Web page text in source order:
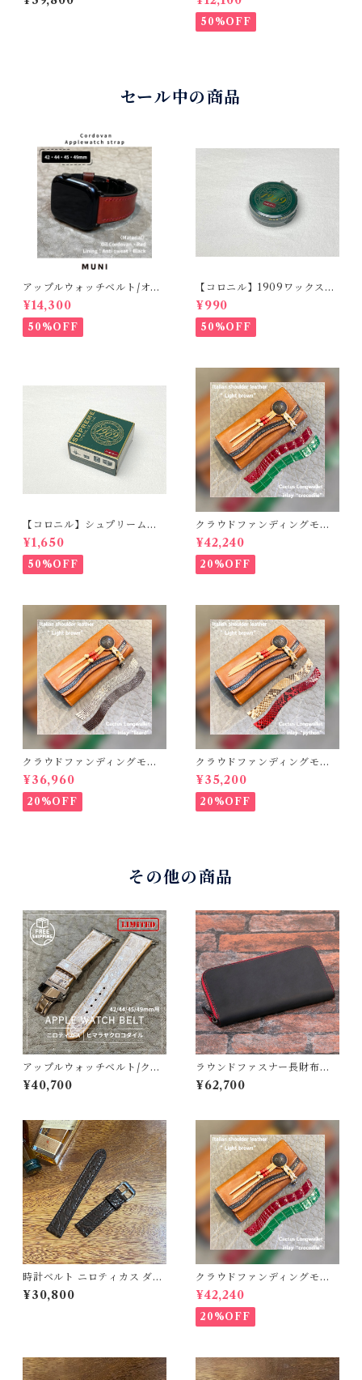
財布 総貼り合わせ仕立て テン
【スタンダード】フルフラッ
ト型 腕時計バンド
50%OFF
セール中の商品
アップルウォッチベルト/オイ
ルコードバン・レッド・フラ
ット（For 42/44/45/49m
m）時計バンド
¥14,300
50%OFF
【コロニル】1909ワックスポ
リッシュ バーガンディ（革
靴用）
¥990
50%OFF
【コロニル】シュプリームク
リームDX バーガンディ
¥1,650
50%OFF
クラウドファンディングモデ
ル！Cactus・カクタス ロン
グウォレット（CWBL-03）
インレイ・クロコダイル × イ
タリアンショルダーレザー
¥42,240
20%OFF
クラウドファンディングモデ
ル！Cactus・カクタス ロン
グウォレット（CWBL-03）
インレイ・リザード × イタリ
アンショルダーレザー コン
¥36,960
20%OFF
クラウドファンディングモデ
ル！Cactus・カクタス ロン
グウォレット（CWBL-03）
インレイ・パイソン × イタリ
アンショルダーレザー コン
¥35,200
20%OFF
その他の商品
アップルウォッチベルト/クロ
コダイル・丸腑・ヒマラヤ・
フラット（For 42/44/45/46/
¥40,700
ラウンドファスナー長財布
ブラック×レッド | HusH ハッ
シュ
¥62,700
時計ベルト ニロティカス ダー
クブラウン（マット）丸腑 1
8mm-16mm 【スタンダー
¥30,800
クラウドファンディングモデ
ル！Cactus・カクタス ロン
グウォレット（CWBL-03）
インレイ・クロコダイル × イ
タリアンショルダーレザー
¥42,240
20%OFF